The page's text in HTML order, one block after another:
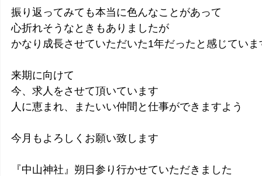
振り返ってみても本当に色んなことがあって
心折れそうなときもありましたが
かなり成長させていただいた1年だったと感じていま
来期に向けて
今、求人をさせて頂いています
人に恵まれ、またいい仲間と仕事ができますよう
今月もよろしくお願い致します
『中山神社』朔日参り行かせていただきました